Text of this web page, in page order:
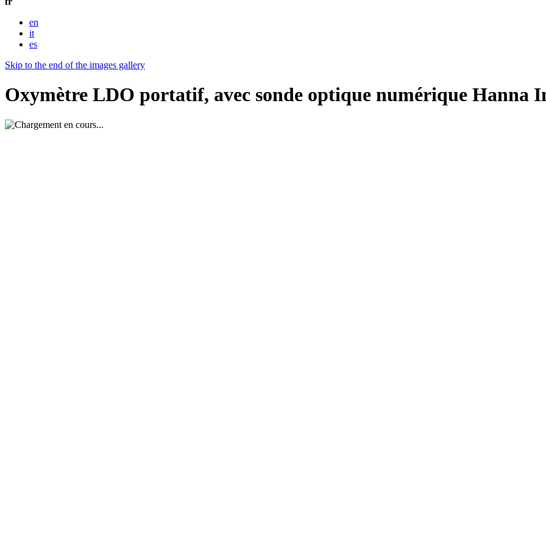
en
it
es
Skip to the end of the images gallery
Oxymètre LDO portatif, avec sonde optique numérique Hanna